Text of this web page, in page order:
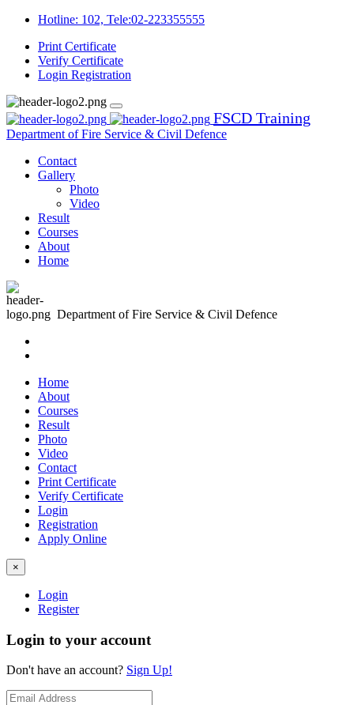
Hotline: 102, Tele:02-223355555
Print Certificate
Verify Certificate
Login Registration
FSCD Training
Department of Fire Service & Civil Defence
Contact
Gallery
Photo
Video
Result
Courses
About
Home
Department of Fire Service & Civil Defence
Home
About
Courses
Result
Photo
Video
Contact
Print Certificate
Verify Certificate
Login
Registration
Apply Online
×
Login
Register
Login to your account
Don't have an account? Sign Up!